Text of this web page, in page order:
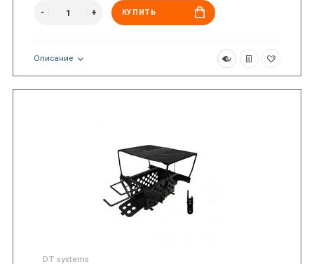
КУПИТЬ
Описание
DT systems